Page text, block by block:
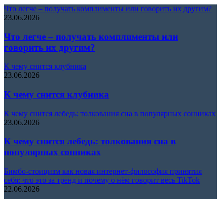
Что легче – получать комплименты или говорить их другим?
23.06.2026
Что легче – получать комплименты или
говорить их другим?
К чему снится клубника
23.06.2026
К чему снится клубника
К чему снится лебедь: толкования сна в популярных сонниках
23.06.2026
К чему снится лебедь: толкования сна в
популярных сонниках
Бимбо-стоицизм как новая интернет-философия принятия
себя: что это за тренд и почему о нём говорит весь TikTok
22.06.2026